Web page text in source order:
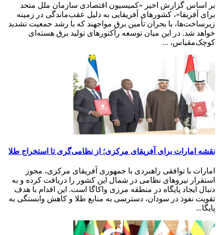
بر اساس گزارش اخیر «کمیسیون اقتصادی سازمان ملل متحد
برای آفریقا»، کشورهای آفریقایی به دلیل عقب‌ماندگی در زمینه
زیرساخت‌ها، با بحران تأمین برق مواجهند که با رشد جمعیت تشدید
خواهد شد. در این میان توسعه رآکتورهای تولید برق هسته‌ای
کوچک‌مقیاس، ...
نقشه امارات برای آفریقای مرکزی؛ از نظامی‌گری تا استخراج طلا
امارات با توافقی راهبردی با جمهوری آفریقای مرکزی، مجوز
استقرار نیروهای نظامی در شمال این کشور را دریافت کرده و به
دنبال ایجاد پایگاه در منطقه مرزی واکاگا است. این اقدام با هدف
تقویت نفوذ در سودان، دسترسی به منابع طلا و کاهش وابستگی به
پایگا...